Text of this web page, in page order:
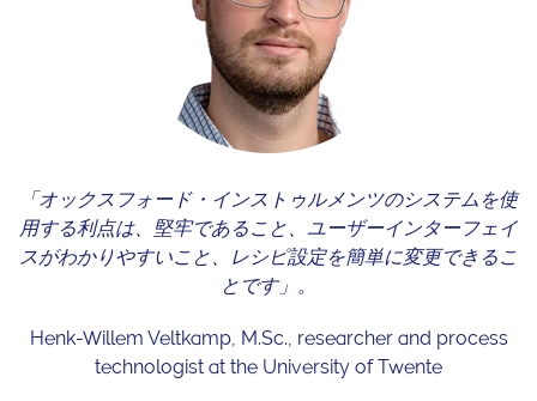
「オックスフォード・インストゥルメンツのシステムを使
用する利点は、堅牢であること、ユーザーインターフェイ
スがわかりやすいこと、レシピ設定を簡単に変更できるこ
とです」。
Henk-Willem Veltkamp, M.Sc., researcher and process
technologist at the University of Twente